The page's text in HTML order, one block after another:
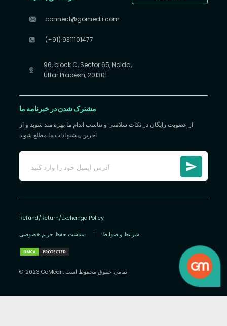
connect@gomedii.com
(+91) 9311101477
96, block C, Sector 65, Noida,
Uttar Pradesh, 201301
مشترک شدن در خبرنامه ما
از عضویت رایگان در نکات سلامتی و تناسب اندام ما بهره مند شوید و از
آخرین پیشنهادات ما مطلع شوید
Refund/Return/Exchange Policy
سیاست حفظ حریم خصوصی | شرایط و ضوابط
© 2023 GoMedii. تمامی حقوق محفوظ است